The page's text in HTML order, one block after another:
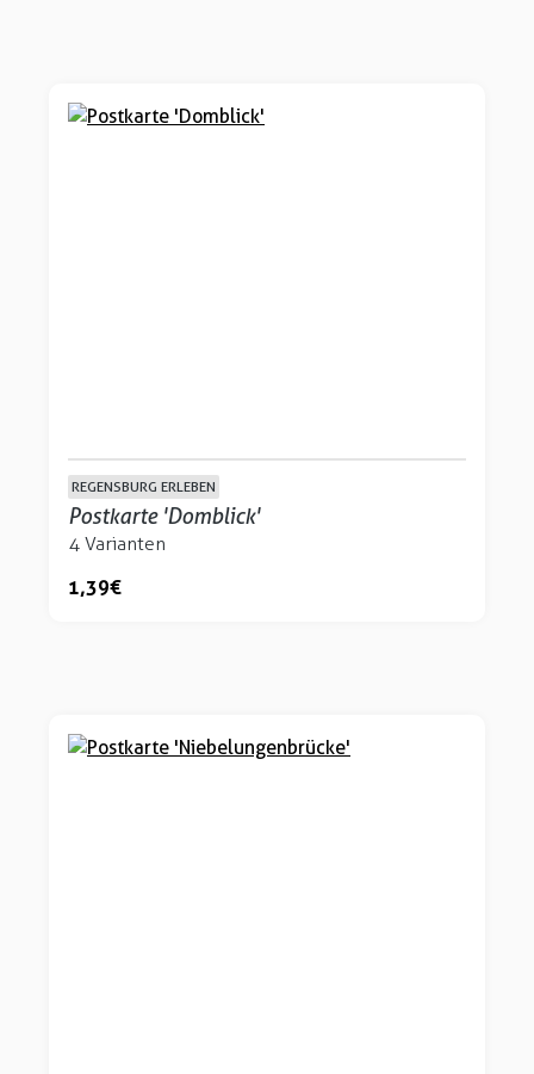
REGENSBURG ERLEBEN
Postkarte 'Domblick'
4 Varianten
1,39 €